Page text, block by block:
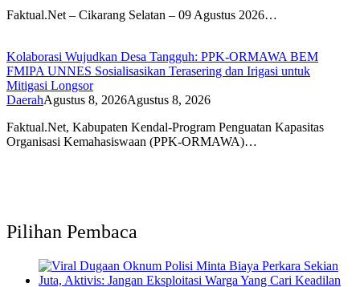
Faktual.Net – Cikarang Selatan – 09 Agustus 2026…
Kolaborasi Wujudkan Desa Tangguh: PPK-ORMAWA BEM
FMIPA UNNES Sosialisasikan Terasering dan Irigasi untuk
Mitigasi Longsor
DaerahAgustus 8, 2026Agustus 8, 2026
Faktual.Net, Kabupaten Kendal-Program Penguatan Kapasitas
Organisasi Kemahasiswaan (PPK-ORMAWA)…
Pilihan Pembaca